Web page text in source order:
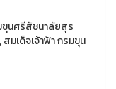
ขุนศรีสัชนาลัยสุร
มเด็จเจ้าฟ้า กรมขุน